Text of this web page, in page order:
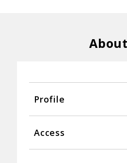
About
Profile
Access